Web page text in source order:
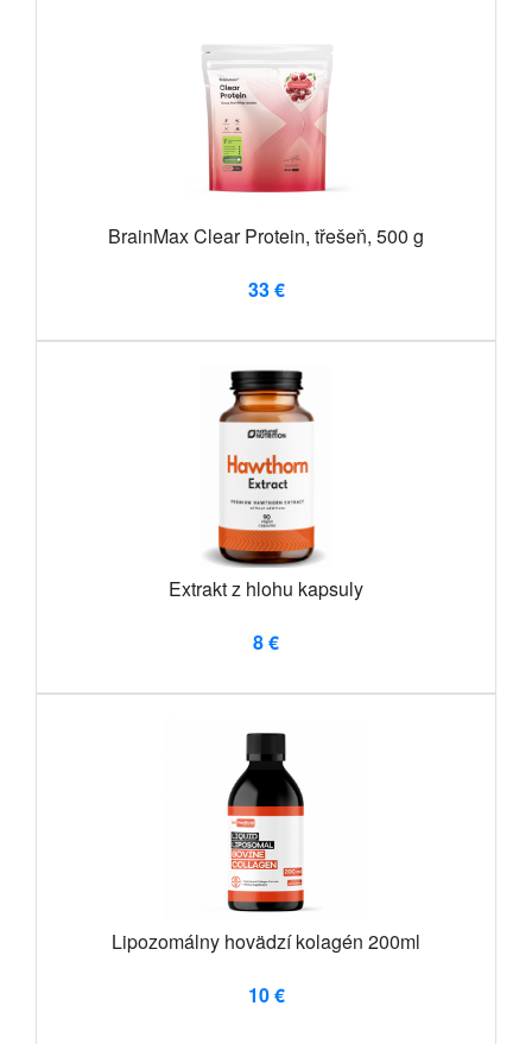
BrainMax Clear Protein, třešeň, 500 g
33 €
Extrakt z hlohu kapsuly
8 €
Lipozomálny hovädzí kolagén 200ml
10 €